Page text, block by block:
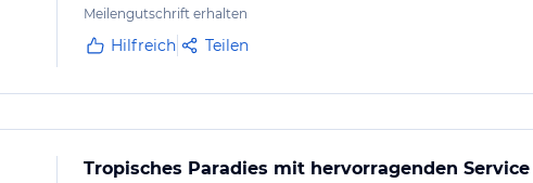
Meilengutschrift erhalten
Hilfreich Teilen
Tropisches Paradies mit hervorragenden Service